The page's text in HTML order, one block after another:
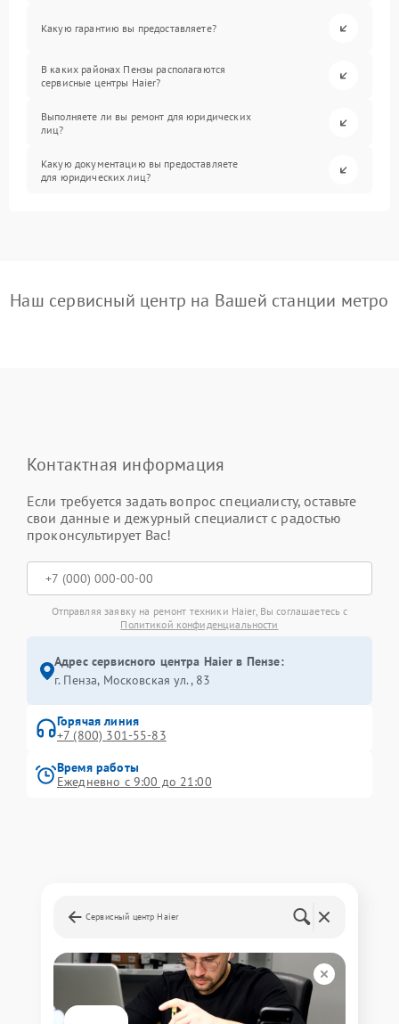
Какую гарантию вы предоставляете?
В каких районах Пензы располагаются
сервисные центры Haier?
Выполняете ли вы ремонт для юридических
лиц?
Какую документацию вы предоставляете
для юридических лиц?
Наш сервисный центр на Вашей станции метро
Контактная информация
Если требуется задать вопрос специалисту, оставьте
свои данные и дежурный специалист с радостью
проконсультирует Вас!
Отправляя заявку на ремонт техники Haier, Вы соглашаетесь с
Политикой конфиденциальности
Адрес сервисного центра Haier в Пензе:
г. Пенза, Московская ул., 83
Горячая линия
+7 (800) 301-55-83
Время работы
Ежедневно с 9:00 до 21:00
Сервисный центр Haier